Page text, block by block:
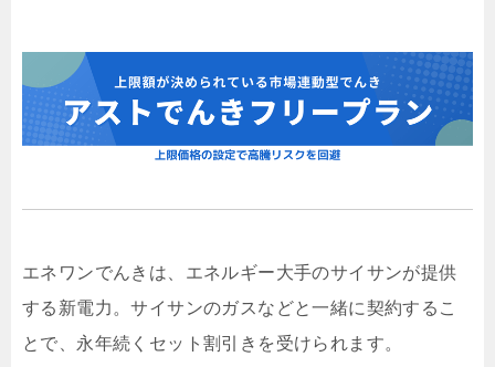
エネワンでんきは、エネルギー大手のサイサンが提供
する新電力。サイサンのガスなどと一緒に契約するこ
とで、永年続くセット割引きを受けられます。